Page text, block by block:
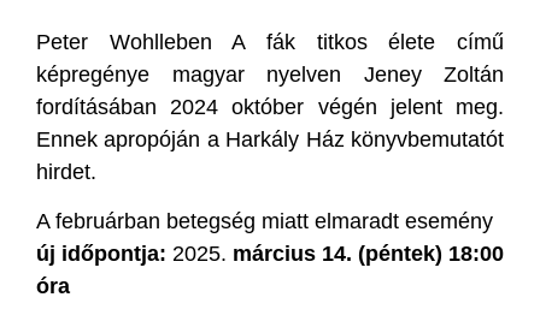
Peter Wohlleben A fák titkos élete című
képregénye magyar nyelven Jeney Zoltán
fordításában 2024 október végén jelent meg.
Ennek apropóján a Harkály Ház könyvbemutatót
hirdet.
A februárban betegség miatt elmaradt esemény
új időpontja: 2025. március 14. (péntek) 18:00
óra